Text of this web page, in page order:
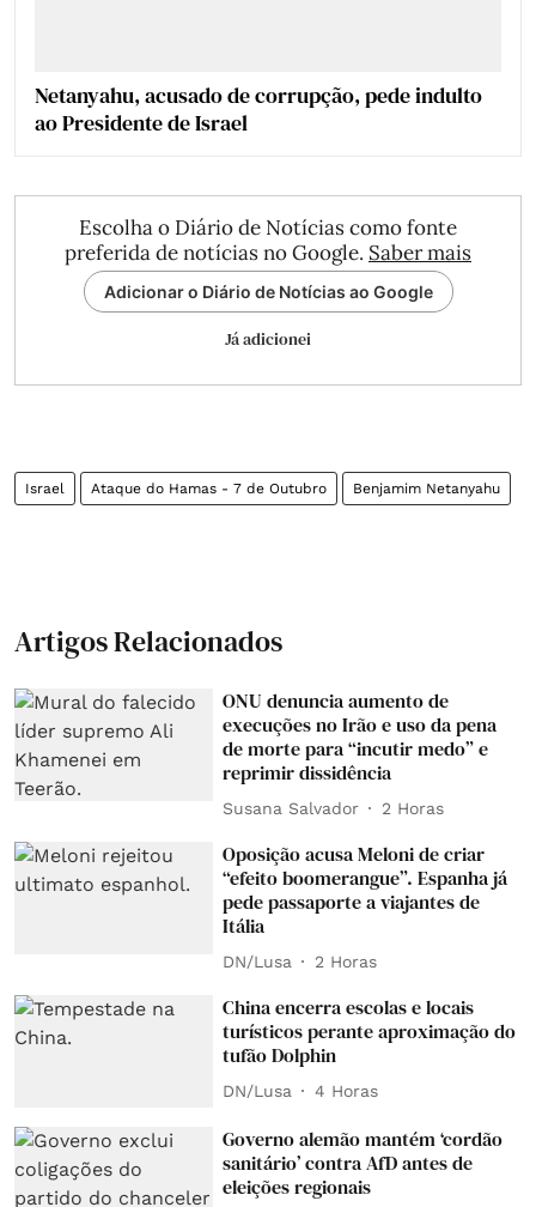
Netanyahu, acusado de corrupção, pede indulto
ao Presidente de Israel
Escolha o Diário de Notícias como fonte
preferida de notícias no Google. Saber mais
Adicionar o Diário de Notícias ao Google
Já adicionei
Israel Ataque do Hamas - 7 de Outubro Benjamim Netanyahu
Artigos Relacionados
ONU denuncia aumento de
execuções no Irão e uso da pena
de morte para “incutir medo” e
reprimir dissidência
Susana Salvador 2 Horas
Oposição acusa Meloni de criar
“efeito boomerangue”. Espanha já
pede passaporte a viajantes de
Itália
DN/Lusa 2 Horas
China encerra escolas e locais
turísticos perante aproximação do
tufão Dolphin
DN/Lusa 4 Horas
Governo alemão mantém ‘cordão
sanitário’ contra AfD antes de
eleições regionais